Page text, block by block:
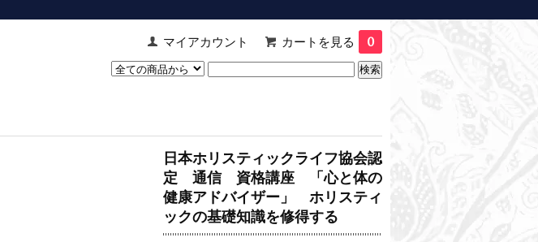
マイアカウント カートを見る 0
日本ホリスティックライフ協会認
定 通信 資格講座 「心と体の
健康アドバイザー」 ホリスティ
ックの基礎知識を修得する